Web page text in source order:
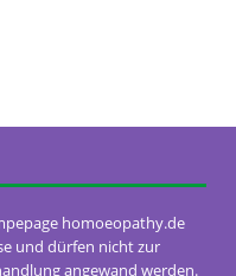
homoeopathy.de
und dürfen nicht zur
angewand werden.